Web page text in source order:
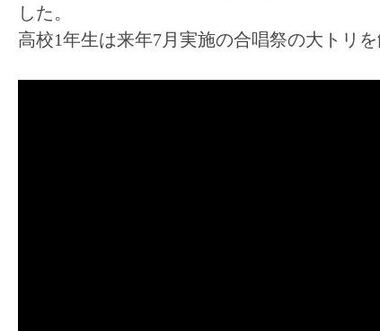
した。
高校1年生は来年7月実施の合唱祭の大トリ